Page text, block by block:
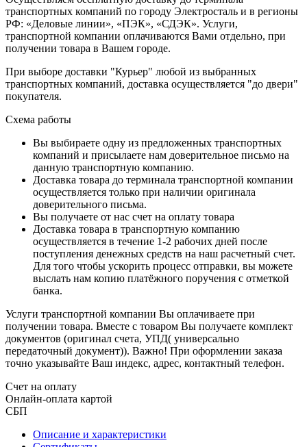
транспортных компаний по городу Электросталь и в регионы
РФ: «Деловые линии», «ПЭК», «СДЭК». Услуги,
транспортной компании оплачиваются Вами отдельно, при
получении товара в Вашем городе.
При выборе доставки "Курьер" любой из выбранных
транспортных компаний, доставка осуществляется "до двери"
покупателя.
Схема работы
Вы выбираете одну из предложенных транспортных
компаний и присылаете нам доверительное письмо на
данную транспортную компанию.
Доставка товара до терминала транспортной компании
осуществляется только при наличии оригинала
доверительного письма.
Вы получаете от нас счет на оплату товара
Доставка товара в транспортную компанию
осуществляется в течение 1-2 рабочих дней после
поступления денежных средств на наш расчетный счет.
Для того чтобы ускорить процесс отправки, вы можете
выслать нам копию платёжного поручения с отметкой
банка.
Услуги транспортной компании Вы оплачиваете при
получении товара. Вместе с товаром Вы получаете комплект
документов (оригинал счета, УПД( универсально
передаточный документ)). Важно! При оформлении заказа
точно указывайте Ваш индекс, адрес, контактный телефон.
Счет на оплату
Онлайн-оплата картой
СБП
Описание и характеристики